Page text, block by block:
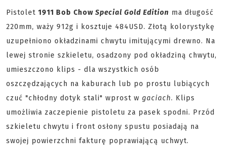
Pistolet 1911 Bob Chow Special Gold Edition ma długość
220mm, waży 912g i kosztuje 484USD. Złotą kolorystykę
uzupełniono okładzinami chwytu imitującymi drewno. Na
lewej stronie szkieletu, osadzony pod okładziną chwytu,
umieszczono klips - dla wszystkich osób
oszczędzających na kaburach lub po prostu lubiących
czuć "chłodny dotyk stali" wprost w gaciach. Klips
umożliwia zaczepienie pistoletu za pasek spodni. Przód
szkieletu chwytu i front osłony spustu posiadają na
swojej powierzchni fakturę poprawiającą uchwyt.